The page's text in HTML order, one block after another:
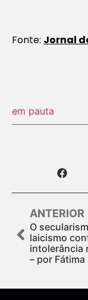
Fonte: Jornal
em pauta
ANTERIOR
O
laicismo
intolerância
– por Fátima